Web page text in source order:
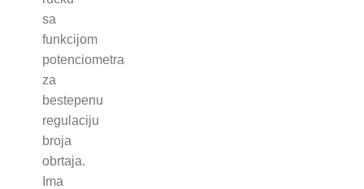
sa
funkcijom
potenciometra
za
bestepenu
regulaciju
broja
obrtaja.
Ima